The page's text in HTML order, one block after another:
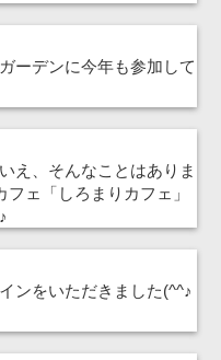
ーデンに今年も参加して
え、そんなことはありま
ェ「しろまりカフェ」
ンをいただきました(^^♪